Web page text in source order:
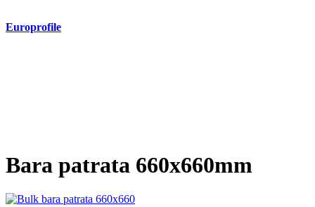
Europrofile
Bara patrata 660x660mm